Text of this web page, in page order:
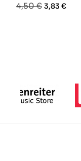
Prezzo
4,50 € Prezzo
3,83 €